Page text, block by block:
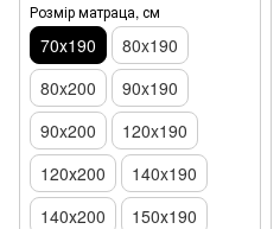
Розмір матраца, см
70х190
80x190
80x200
90x190
90x200
120x190
120х200
140x190
140х200
150х190